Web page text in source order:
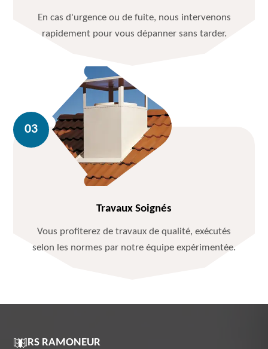
En cas d'urgence ou de fuite, nous intervenons
rapidement pour vous dépanner sans tarder.
Travaux Soignés
Vous profiterez de travaux de qualité, exécutés
selon les normes par notre équipe expérimentée.
RS RAMONEUR